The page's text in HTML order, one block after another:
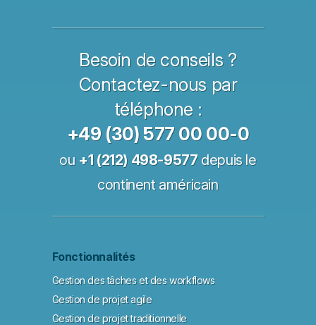
Besoin de conseils ?
Contactez-nous par
téléphone :
+49 (30) 577 00 00-0
ou +1 (212) 498-9577depuis le
continent américain
Fonctionnalités
Gestion des tâches et des workflows
Gestion de projet agile
Gestion de projet traditionnelle